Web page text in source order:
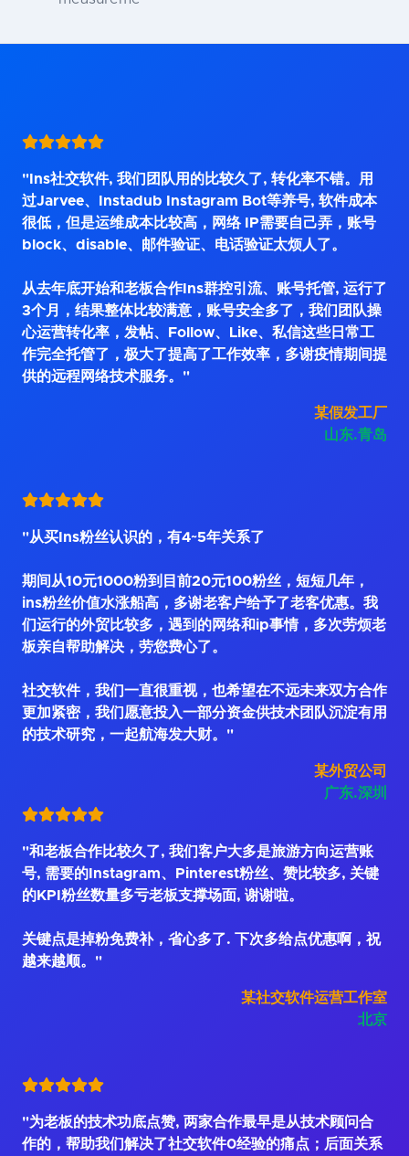
"Ins社交软件, 我们团队用的比较久了, 转化率不错。用
过Jarvee、Instadub Instagram Bot等养号, 软件成本
很低，但是运维成本比较高，网络 IP需要自己弄，账号
block、disable、邮件验证、电话验证太烦人了。
从去年底开始和老板合作Ins群控引流、账号托管, 运行了
3个月，结果整体比较满意，账号安全多了，我们团队操
心运营转化率，发帖、Follow、Like、私信这些日常工
作完全托管了，极大了提高了工作效率，多谢疫情期间提
供的远程网络技术服务。"
某假发工厂
山东.青岛
"从买Ins粉丝认识的，有4~5年关系了
期间从10元1000粉到目前20元100粉丝，短短几年，
ins粉丝价值水涨船高，多谢老客户给予了老客优惠。我
们运行的外贸比较多，遇到的网络和ip事情，多次劳烦老
板亲自帮助解决，劳您费心了。
社交软件，我们一直很重视，也希望在不远未来双方合作
更加紧密，我们愿意投入一部分资金供技术团队沉淀有用
的技术研究，一起航海发大财。"
某外贸公司
广东.深圳
"和老板合作比较久了, 我们客户大多是旅游方向运营账
号, 需要的Instagram、Pinterest粉丝、赞比较多, 关键
的KPI粉丝数量多亏老板支撑场面, 谢谢啦。
关键点是掉粉免费补，省心多了. 下次多给点优惠啊，祝
越来越顺。"
某社交软件运营工作室
北京
"为老板的技术功底点赞, 两家合作最早是从技术顾问合
作的，帮助我们解决了社交软件0经验的痛点；后面关系